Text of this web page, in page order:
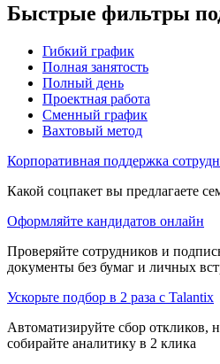
Быстрые фильтры
Гибкий график
Полная занятость
Полный день
Проектная работа
Сменный график
Вахтовый метод
Корпоративная поддержка
Какой соцпакет вы предлагаете
Оформляйте кандидатов онлайн
Проверяйте сотрудников и
документы без бумаг и личных
Ускорьте подбор в 2 раза с Talantix
Автоматизируйте сбор откликов,
собирайте аналитику в 2 клика